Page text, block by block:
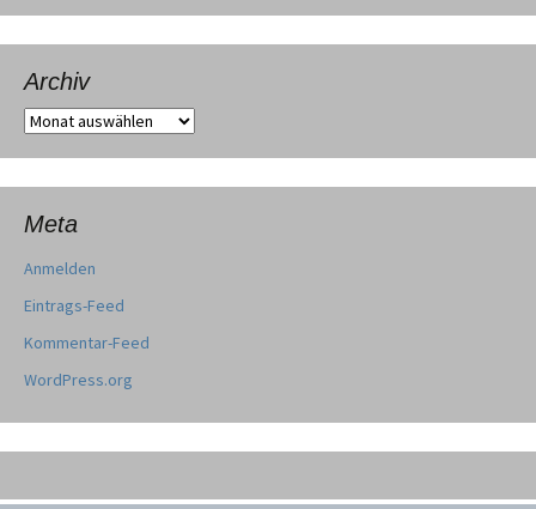
Archiv
Archiv
Meta
Anmelden
Eintrags-Feed
Kommentar-Feed
WordPress.org